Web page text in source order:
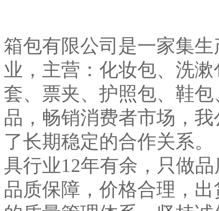
箱包有限公司是一家集
业，主营：化妆包、洗
套、票夹、护照包、鞋
品，畅销消费者市场，
了长期稳定的合作关系
具行业12年有余，只做
品质保障，价格合理，